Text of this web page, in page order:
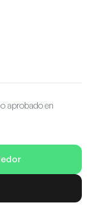
aprobado en